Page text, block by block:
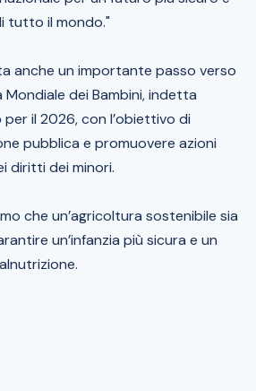
tutto il mondo."
anche un importante passo verso
dei Bambini, indetta
per il 2026, con l’obiettivo di
pubblica e promuovere azioni
diritti dei minori.
che un’agricoltura sostenibile sia
un’infanzia più sicura e un